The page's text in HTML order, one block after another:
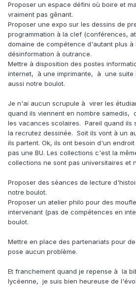
Proposer un espace défini où boire et
vraiment pas gênant.
Proposer une expo sur les dessins de
programmation à la clef (conférences,
domaine de compétence d'autant plus à
désinformation à outrance.
Mettre à disposition des postes
internet, à une imprimante, à une
aussi notre boulot.
Je n'ai aucun scrupule à virer les
quand ils viennent en nombre samedis,
les vacances scolaires. Pareil quand ils
la recrutez dessinée. Soit ils vont à un
ils partent. Ok, ils ont besoin d'un
pas une BU. Les collections c'est la
collections ne sont pas universitaires et
Proposer des séances de lecture
notre boulot.
Proposer un atelier philo pour des
intervenant (pas de compétences en
boulot.
Mettre en place des partenariats pour
pose aucun problème.
Et franchement quand je repense à la
lycéenne, je suis bien heureuse de